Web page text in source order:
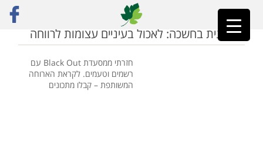
ראשי»בלאק אאוט
טבעונית בחשכה: לאכול בעיניים עצומות לרווחה
חזרתי ממסעדת Black Out עם
רשמים וטעמים. לקראת הארוחה
המשותפת – קבלו מתכונים